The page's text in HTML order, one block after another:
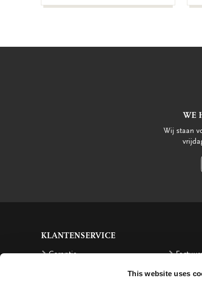
This website uses
WE
Wij staan
KLANTENSERVICE
Garantie